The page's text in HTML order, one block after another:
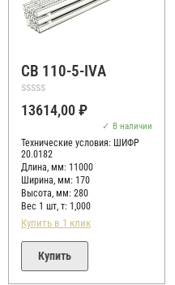
СВ 110-5-IVА
Оценка
0
13614,00₽
В наличии
Технические условия: ШИФР
20.0182
Длина, мм: 11000
Ширина, мм: 170
Высота, мм: 280
Вес 1 шт, т: 1,000
Купить в 1 клик
Купить